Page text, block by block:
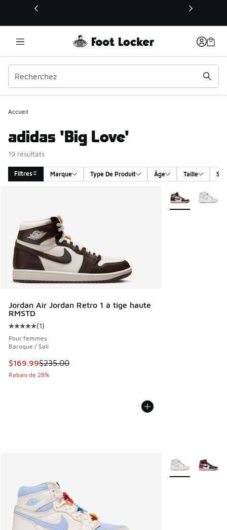
Ce lien s’ouvrira dans une nouvelle fenêtre
Accueil
adidas 'Big Love'
19 résultats
Filtres Marque Type De Produit Âge Taille
Jordan Air Jordan Retro 1 à tige haute
RMSTD
Cote moyenne du client - [5 sur 5 étoiles], 1 commentaires
(1)
Pour femmes
Baroque / Sail
Cet article est en solde. Le prix est passé de $235.00 à
$169.99$235.00
Rabais de 28%
Plus de couleurs
Plus de couleurs